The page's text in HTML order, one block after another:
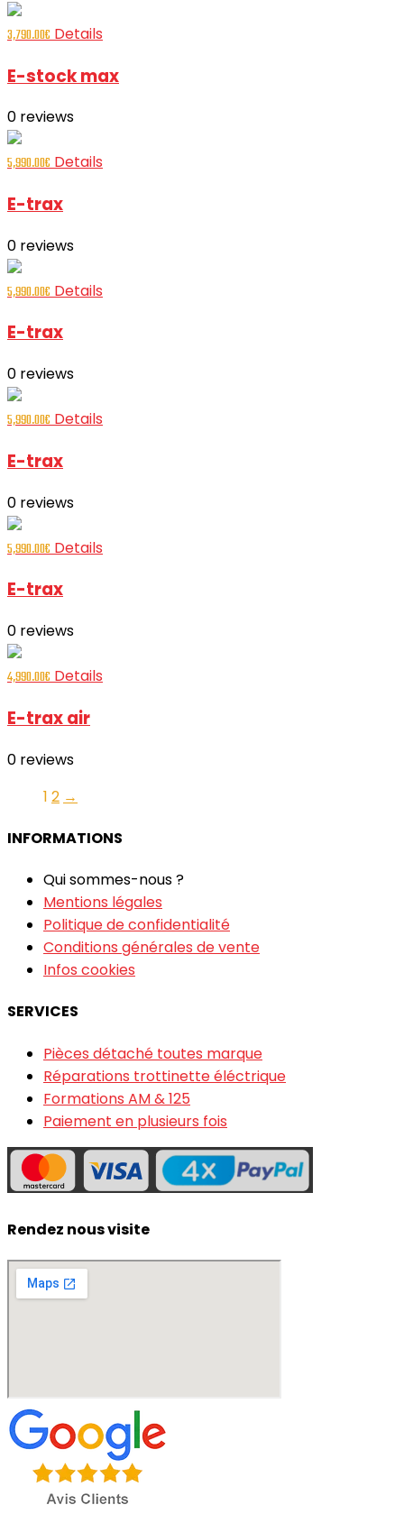
3,790.00€ Details
E-stock max
0 reviews
5,990.00€ Details
E-trax
0 reviews
5,990.00€ Details
E-trax
0 reviews
5,990.00€ Details
E-trax
0 reviews
5,990.00€ Details
E-trax
0 reviews
4,990.00€ Details
E-trax air
0 reviews
1 2 →
INFORMATIONS
Qui sommes-nous ?
Mentions légales
Politique de confidentialité
Conditions générales de vente
Infos cookies
SERVICES
Pièces détaché toutes marque
Réparations trottinette éléctrique
Formations AM & 125
Paiement en plusieurs fois
Rendez nous visite